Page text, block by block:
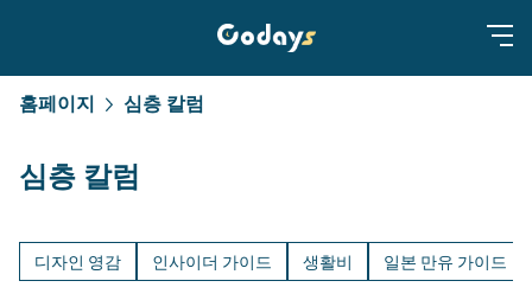
홈페이지 심층 칼럼
심층 칼럼
디자인 영감 인사이더 가이드 생활비 일본 만유 가이드